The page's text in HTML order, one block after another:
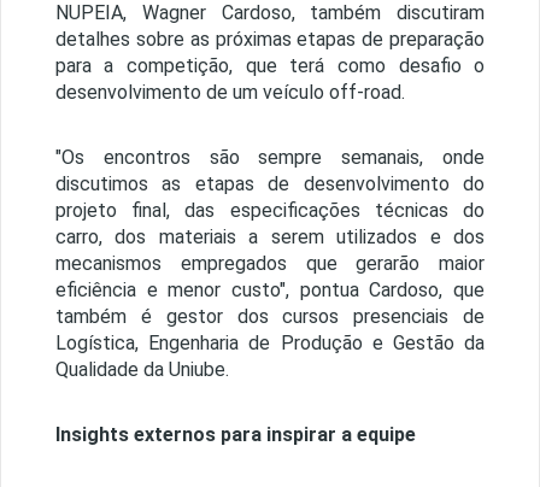
NUPEIA, Wagner Cardoso, também discutiram
detalhes sobre as próximas etapas de preparação
para a competição, que terá como desafio o
desenvolvimento de um veículo off-road.
"Os encontros são sempre semanais, onde
discutimos as etapas de desenvolvimento do
projeto final, das especificações técnicas do
carro, dos materiais a serem utilizados e dos
mecanismos empregados que gerarão maior
eficiência e menor custo", pontua Cardoso, que
também é gestor dos cursos presenciais de
Logística, Engenharia de Produção e Gestão da
Qualidade da Uniube.
Insights externos para inspirar a equipe